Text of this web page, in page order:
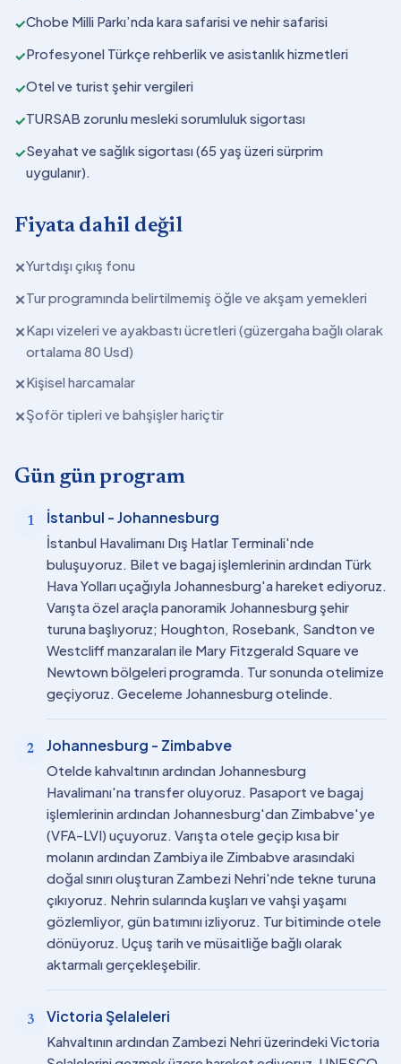
✓Chobe Milli Parkı’nda kara safarisi ve nehir safarisi
✓Profesyonel Türkçe rehberlik ve asistanlık hizmetleri
✓Otel ve turist şehir vergileri
✓TURSAB zorunlu mesleki sorumluluk sigortası
✓Seyahat ve sağlık sigortası (65 yaş üzeri sürprim
uygulanır).
Fiyata dahil değil
✕Yurtdışı çıkış fonu
✕Tur programında belirtilmemiş öğle ve akşam yemekleri
✕Kapı vizeleri ve ayakbastı ücretleri (güzergaha bağlı olarak
ortalama 80 Usd)
✕Kişisel harcamalar
✕Şoför tipleri ve bahşişler hariçtir
Gün gün program
1 İstanbul - Johannesburg
İstanbul Havalimanı Dış Hatlar Terminali'nde
buluşuyoruz. Bilet ve bagaj işlemlerinin ardından Türk
Hava Yolları uçağıyla Johannesburg'a hareket ediyoruz.
Varışta özel araçla panoramik Johannesburg şehir
turuna başlıyoruz; Houghton, Rosebank, Sandton ve
Westcliff manzaraları ile Mary Fitzgerald Square ve
Newtown bölgeleri programda. Tur sonunda otelimize
geçiyoruz. Geceleme Johannesburg otelinde.
2 Johannesburg - Zimbabve
Otelde kahvaltının ardından Johannesburg
Havalimanı'na transfer oluyoruz. Pasaport ve bagaj
işlemlerinin ardından Johannesburg'dan Zimbabve'ye
(VFA-LVI) uçuyoruz. Varışta otele geçip kısa bir
molanın ardından Zambiya ile Zimbabve arasındaki
doğal sınırı oluşturan Zambezi Nehri'nde tekne turuna
çıkıyoruz. Nehrin sularında kuşları ve vahşi yaşamı
gözlemliyor, gün batımını izliyoruz. Tur bitiminde otele
dönüyoruz. Uçuş tarih ve müsaitliğe bağlı olarak
aktarmalı gerçekleşebilir.
3 Victoria Şelaleleri
Kahvaltının ardından Zambezi Nehri üzerindeki Victoria